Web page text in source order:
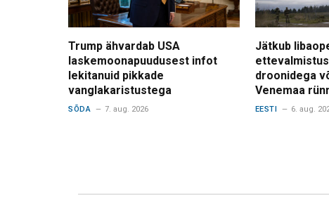
Trump ähvardab USA
laskemoonapuudusest infot
lekitanuid pikkade
vanglakaristustega
SÕDA 7. aug. 2026
Jätkub
droonidega
Venemaa
EESTI 6. aug.